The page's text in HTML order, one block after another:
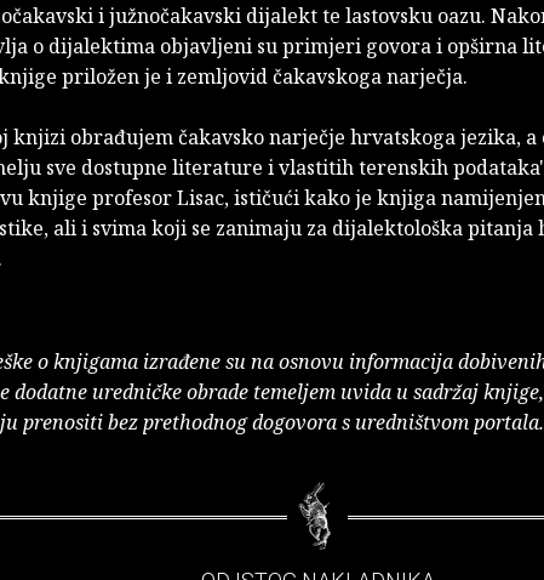
i južnočakavski dijalekt te lastovsku oazu.
o dijalektima objavljeni su primjeri govora i opširna
priložen je i zemljovid čakavskoga narječja.
knjizi obrađujem čakavsko narječje hrvatskoga jezika, a
sve dostupne literature i vlastitih terenskih
knjige profesor Lisac, ističući kako je knjiga
ali i svima koji se zanimaju za dijalektološka pitanja
o knjigama izrađene su na osnovu informacija
dodatne uredničke obrade temeljem uvida u sadržaj
prenositi bez prethodnog dogovora s uredništvom portala.